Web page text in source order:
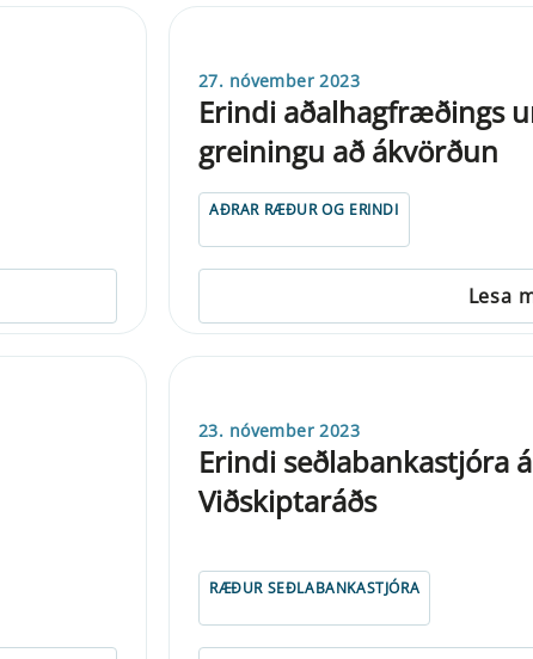
27. nóvember 2023
Erindi aðalhagfræðings
greiningu að ákvörðun
AÐRAR RÆÐUR OG ERINDI
Lesa
23. nóvember 2023
Erindi seðlabankastjóra
Viðskiptaráðs
RÆÐUR SEÐLABANKASTJÓRA